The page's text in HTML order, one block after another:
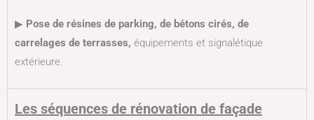
▶ Pose de résines de parking, de bétons cirés, de
carrelages de terrasses, équipements et signalétique
extérieure.
Les séquences de rénovation de façade